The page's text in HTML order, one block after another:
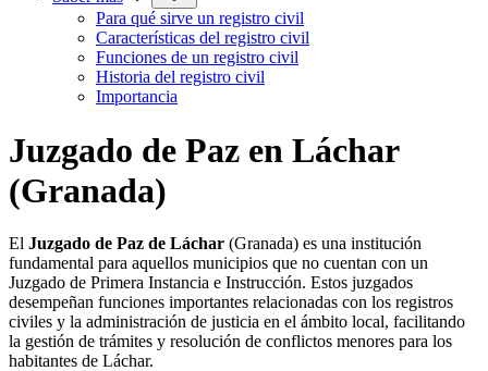
Para qué sirve un registro civil
Características del registro civil
Funciones de un registro civil
Historia del registro civil
Importancia
Juzgado de Paz en Láchar
(Granada)
El Juzgado de Paz de Láchar (Granada) es una institución
fundamental para aquellos municipios que no cuentan con un
Juzgado de Primera Instancia e Instrucción. Estos juzgados
desempeñan funciones importantes relacionadas con los registros
civiles y la administración de justicia en el ámbito local, facilitando
la gestión de trámites y resolución de conflictos menores para los
habitantes de Láchar.